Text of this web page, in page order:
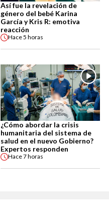
Así fue la revelación de
género del bebé Karina
García y Kris R: emotiva
reacción
Hace5 horas
¿Cómo abordar la crisis
humanitaria del sistema de
salud en el nuevo Gobierno?
Expertos responden
Hace7 horas